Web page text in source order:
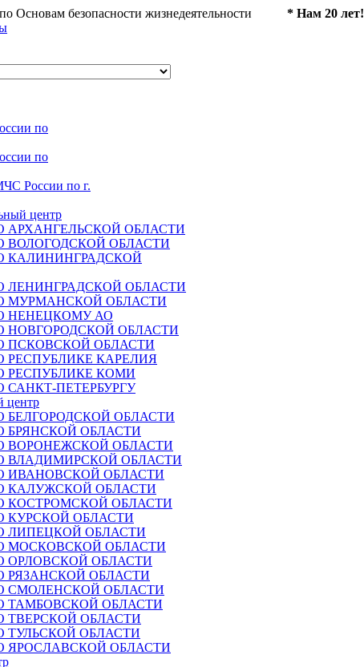
по Основам безопасности жизнедеятельности * Нам 20 лет!
по
по
России по г.
центр
АРХАНГЕЛЬСКОЙ ОБЛАСТИ
ВОЛОГОДСКОЙ ОБЛАСТИ
КАЛИНИНГРАДСКОЙ
ЛЕНИНГРАДСКОЙ ОБЛАСТИ
МУРМАНСКОЙ ОБЛАСТИ
НЕНЕЦКОМУ АО
НОВГОРОДСКОЙ ОБЛАСТИ
ПСКОВСКОЙ ОБЛАСТИ
РЕСПУБЛИКЕ КАРЕЛИЯ
РЕСПУБЛИКЕ КОМИ
ПЕТЕРБУРГУ
центр
БЕЛГОРОДСКОЙ ОБЛАСТИ
БРЯНСКОЙ ОБЛАСТИ
ВОРОНЕЖСКОЙ ОБЛАСТИ
ВЛАДИМИРСКОЙ ОБЛАСТИ
ИВАНОВСКОЙ ОБЛАСТИ
КАЛУЖСКОЙ ОБЛАСТИ
КОСТРОМСКОЙ ОБЛАСТИ
КУРСКОЙ ОБЛАСТИ
ЛИПЕЦКОЙ ОБЛАСТИ
МОСКОВСКОЙ ОБЛАСТИ
ОРЛОВСКОЙ ОБЛАСТИ
РЯЗАНСКОЙ ОБЛАСТИ
СМОЛЕНСКОЙ ОБЛАСТИ
ТАМБОВСКОЙ ОБЛАСТИ
ТВЕРСКОЙ ОБЛАСТИ
ТУЛЬСКОЙ ОБЛАСТИ
ЯРОСЛАВСКОЙ ОБЛАСТИ